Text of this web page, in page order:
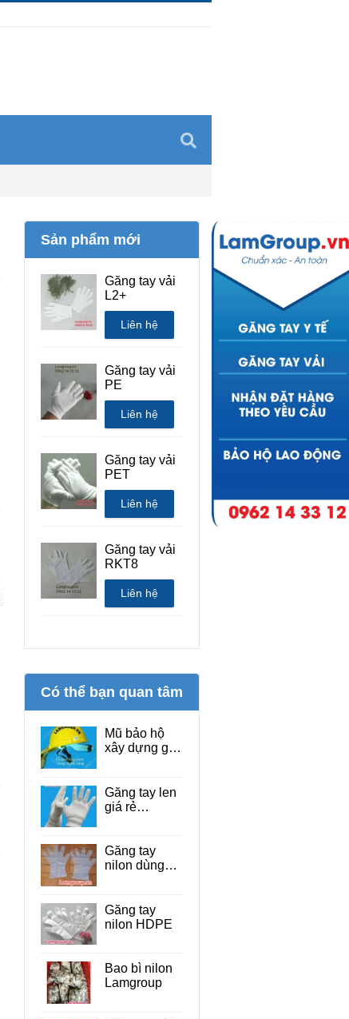
Sản phẩm mới
Găng tay vải
L2+
Liên hệ
Găng tay vải
PE
Liên hệ
Găng tay vải
PET
Liên hệ
Găng tay vải
RKT8
Liên hệ
Có thể bạn quan tâm
Mũ bảo hộ
xây dựng giá
Găng tay len
giá rẻ
Găng tay
nilon dùng
Găng tay
nilon HDPE
Bao bì nilon
Lamgroup